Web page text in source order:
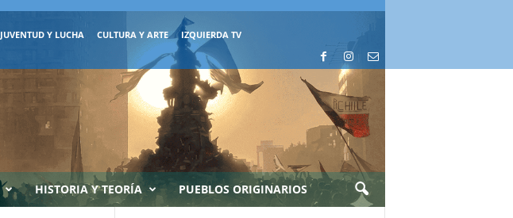
JUVENTUD Y LUCHA CULTURA Y ARTE IZQUIERDA TV
HISTORIA Y TEORÍA PUEBLOS ORIGINARIOS